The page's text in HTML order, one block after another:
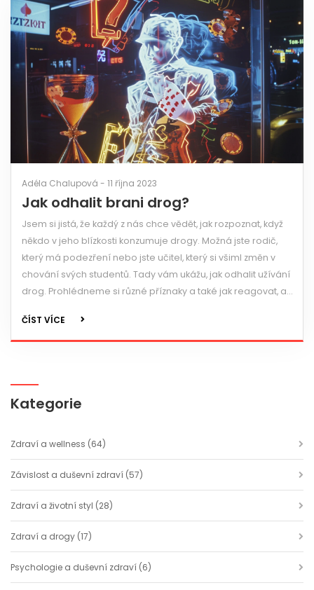
Adéla Chalupová - 11 října 2023
Jak odhalit brani drog?
Jsem si jistá, že každý z nás chce vědět, jak rozpoznat, když
někdo v jeho blízkosti konzumuje drogy. Možná jste rodič,
který má podezření nebo jste učitel, který si všiml změn v
chování svých studentů. Tady vám ukážu, jak odhalit užívání
drog. Prohlédneme si různé příznaky a také jak reagovat, až
těm, kteří potřebují naši pomoc.
ČÍST VÍCE
Kategorie
Zdraví a wellness (64)
Závislost a duševní zdraví (57)
Zdraví a životní styl (28)
Zdraví a drogy (17)
Psychologie a duševní zdraví (6)